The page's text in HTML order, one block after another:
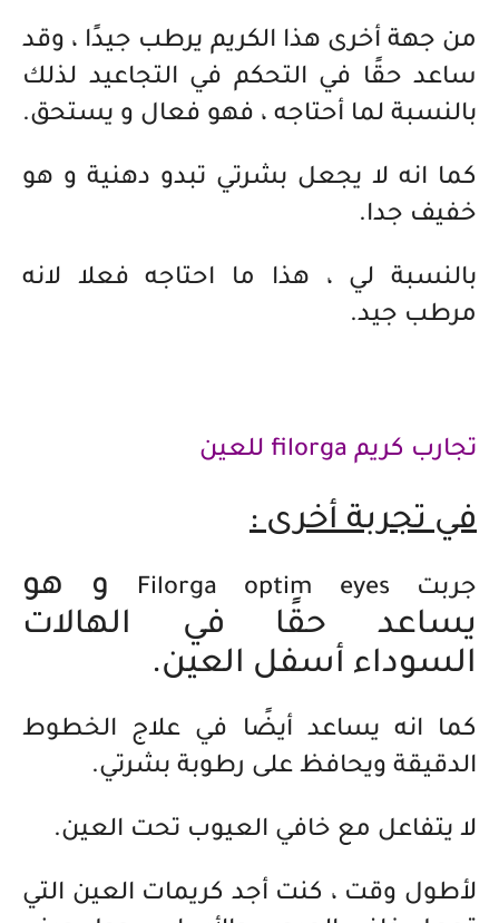
من جهة أخرى هذا الكريم يرطب جيدًا ، وقد
ساعد حقًا في التحكم في التجاعيد لذلك
بالنسبة لما أحتاجه ، فهو فعال و يستحق.
كما انه لا يجعل بشرتي تبدو دهنية و هو
خفيف جدا.
بالنسبة لي ، هذا ما احتاجه فعلا لانه
مرطب جيد.
تجارب كريم filorga للعين
في تجربة أخرى :
جربت Filorga optim eyes
و هو
يساعد حقًا في الهالات
السوداء أسفل العين.
كما انه يساعد أيضًا في علاج الخطوط
الدقيقة ويحافظ على رطوبة بشرتي.
لا يتفاعل مع خافي العيوب تحت العين.
لأطول وقت ، كنت أجد كريمات العين التي